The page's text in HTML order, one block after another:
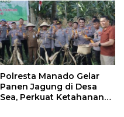
Polresta Manado Gelar
Panen Jagung di Desa
Sea, Perkuat Ketahanan